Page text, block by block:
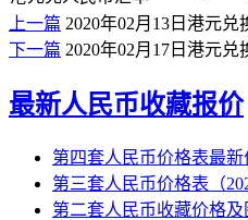
上一篇 2020年02月13日港元兑
下一篇 2020年02月17日港元兑
最新人民币收藏报价
第四套人民币价格表最新
第三套人民币价格表（
第二套人民币收藏价格及